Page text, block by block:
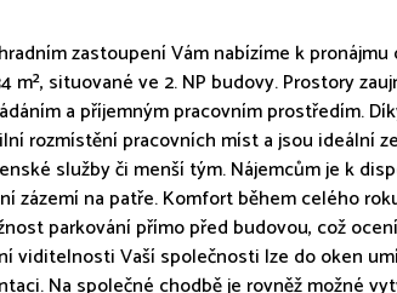
zastoupení Vám nabízíme k
m², situované ve 2. NP budovy. Prostory
a příjemným pracovním prostředím.
rozmístění pracovních míst a jsou ideální
služby či menší tým. Nájemcům je k
zázemí na patře. Komfort během celého
parkování přímo před budovou, což
viditelnosti Vaší společnosti lze do oken
Na společné chodbě je rovněž možné